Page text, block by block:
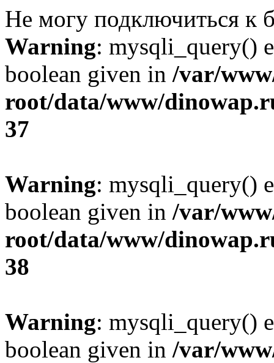
Не могу подключиться к
Warning: mysqli_query()
boolean given in /var/
root/data/www/
37
Warning: mysqli_query()
boolean given in /var/
root/data/www/
38
Warning: mysqli_query()
boolean given in /var/